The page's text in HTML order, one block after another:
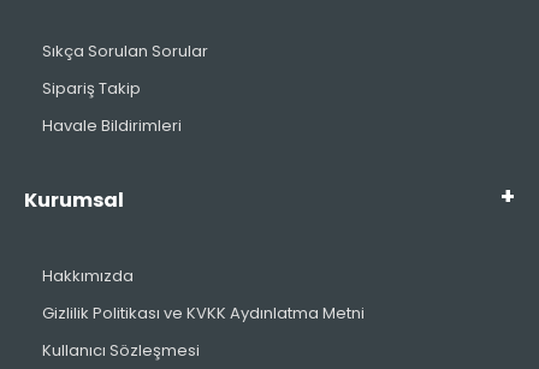
Sıkça Sorulan Sorular
Sipariş Takip
Havale Bildirimleri
Kurumsal
Hakkımızda
Gizlilik Politikası ve KVKK Aydınlatma Metni
Kullanıcı Sözleşmesi